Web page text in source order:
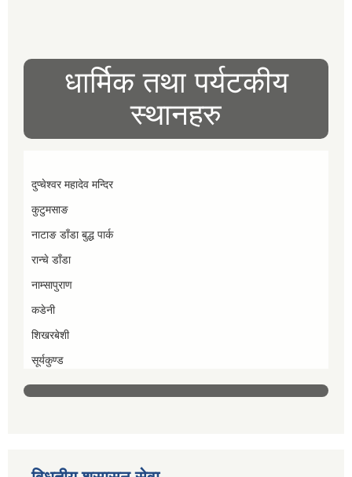
धार्मिक तथा पर्यटकीय
स्थानहरु
दुप्चेश्वर महादेव मन्दिर
कुटुमसाङ
नाटाङ डाँडा बुद्ध पार्क
रान्चे डाँडा
नाम्सापुराण
कडेनी
शिखरबेशी
सूर्यकुण्ड